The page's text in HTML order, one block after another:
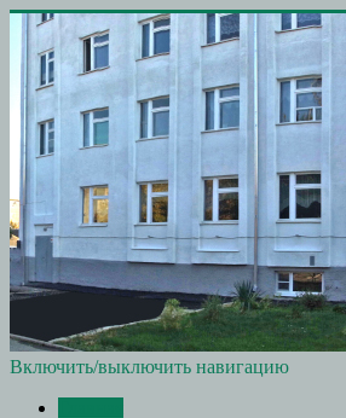
Включить/выключить навигацию